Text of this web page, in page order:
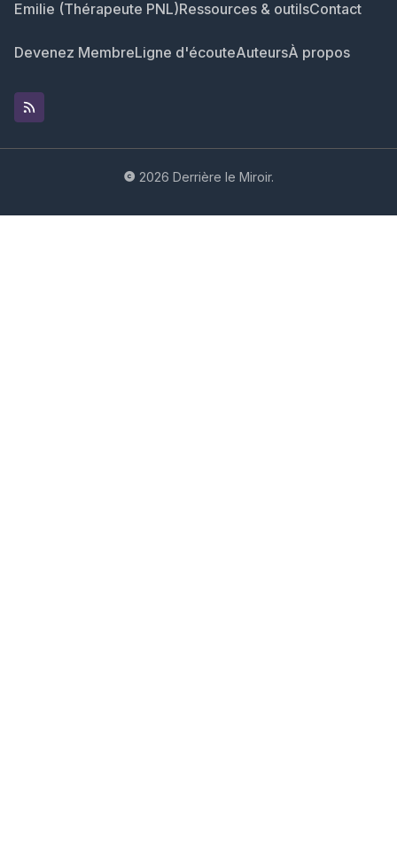
Emilie (Thérapeute PNL)Ressources & outilsContact
Devenez MembreLigne d'écouteAuteursÀ propos
2026 Derrière le Miroir.